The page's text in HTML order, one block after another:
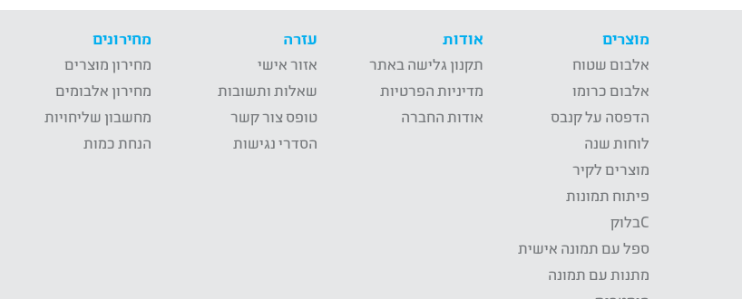
מוצרים
אלבום שטוח
אלבום כרומו
הדפסה על קנבס
לוחות שנה
מוצרים לקיר
פיתוח תמונות
Cבלוק
ספל עם תמונה אישית
מתנות עם תמונה
אודות
תקנון גלישה באתר
מדיניות הפרטיות
אודות החברה
עזרה
אזור אישי
שאלות ותשובות
טופס צור קשר
הסדרי נגישות
מחירונים
מחירון מוצרים
מחירון אלבומים
מחשבון שליחויות
הנחת כמות